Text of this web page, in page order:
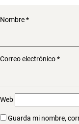
Nombre*
Correo electrónico*
Web
Guarda mi nombre,